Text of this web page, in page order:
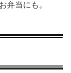
弁当にも。